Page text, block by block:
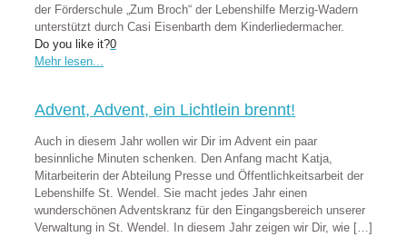
der Förderschule „Zum Broch“ der Lebenshilfe Merzig-Wadern
unterstützt durch Casi Eisenbarth dem Kinderliedermacher.
Do you like it?0
Mehr lesen...
Advent, Advent, ein Lichtlein brennt!
Auch in diesem Jahr wollen wir Dir im Advent ein paar
besinnliche Minuten schenken. Den Anfang macht Katja,
Mitarbeiterin der Abteilung Presse und Öffentlichkeitsarbeit der
Lebenshilfe St. Wendel. Sie macht jedes Jahr einen
wunderschönen Adventskranz für den Eingangsbereich unserer
Verwaltung in St. Wendel. In diesem Jahr zeigen wir Dir, wie […]